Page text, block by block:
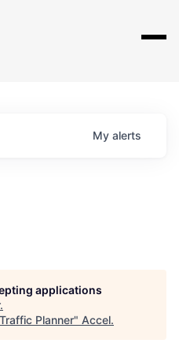
My alerts
applications
.
Traffic Planner" Accel.